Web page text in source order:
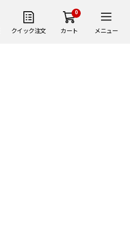
クイック注文
0
カート メニュー